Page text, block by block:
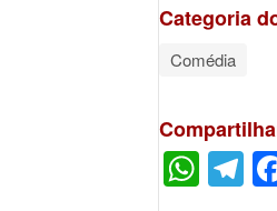
Categoria
Comédia